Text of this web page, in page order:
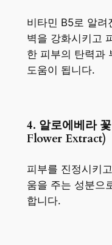
비타민 B5로 알려
벽을 강화시키고
한 피부의 탄력과
도움이 됩니다.
4. 알로에베라
Flower Extract)
피부를 진정시키
움을 주는 성분으
합니다.